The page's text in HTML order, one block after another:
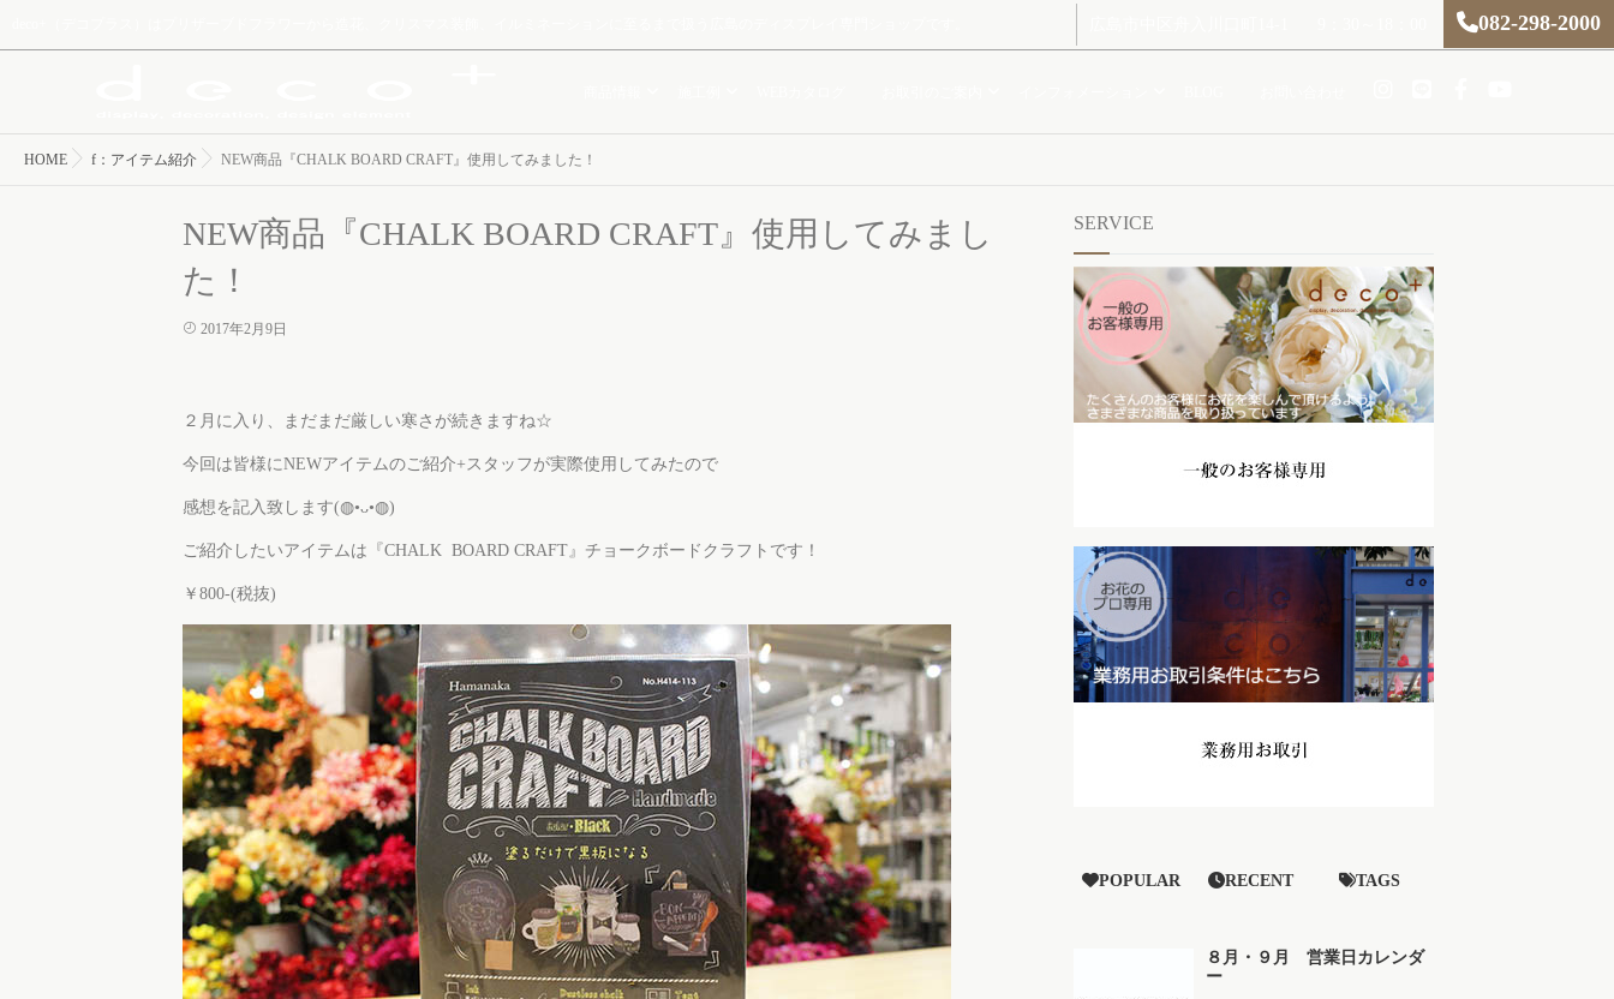
082-298-2000
HOME f：アイテム紹介 NEW商品『CHALK BOARD CRAFT』使用してみました！
NEW商品『CHALK BOARD CRAFT』使用してみまし
た！
2017年2月9日
２月に入り、まだまだ厳しい寒さが続きますね☆
今回は皆様にNEWアイテムのご紹介+スタッフが実際使用してみたので
感想を記入致します(◍•ᴗ•◍)
ご紹介したいアイテムは『CHALK BOARD CRAFT』チョークボードクラフトです！
￥800-(税抜)
SERVICE
POPULAR RECENT TAGS
８月・９月 営業日カレンダ
ー